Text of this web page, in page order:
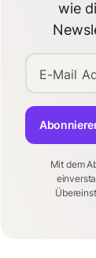
wie
E-Mail
Mit dem